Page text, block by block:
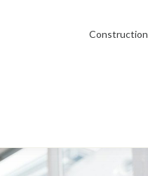
Construction